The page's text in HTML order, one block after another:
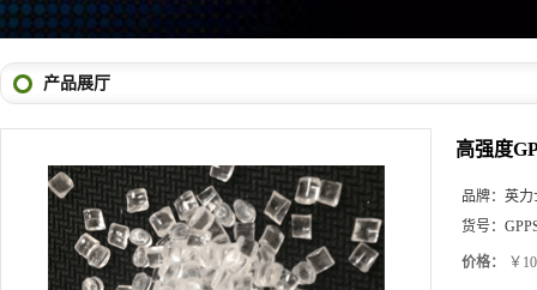
产品展厅
高强度
品牌：英力
价格：
发布日期：